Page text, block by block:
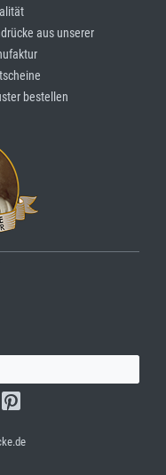
aus unserer
bestellen